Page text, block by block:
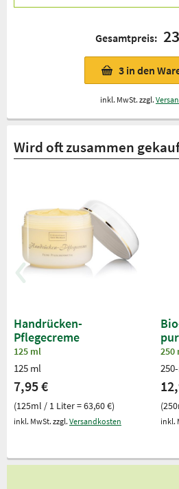
Gesamtpreis:
3 in den
inkl. MwSt. zzgl.
Wird oft zusammen
Handrücken-
Pflegecreme
125 ml
125 ml
7,95 €
(125ml / 1 Liter = 63,60 €)
inkl. MwSt. zzgl. Versandkosten
pur
250
inkl.